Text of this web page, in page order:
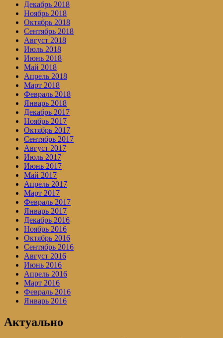
Декабрь 2018
Ноябрь 2018
Октябрь 2018
Сентябрь 2018
Август 2018
Июль 2018
Июнь 2018
Май 2018
Апрель 2018
Март 2018
Февраль 2018
Январь 2018
Декабрь 2017
Ноябрь 2017
Октябрь 2017
Сентябрь 2017
Август 2017
Июль 2017
Июнь 2017
Май 2017
Апрель 2017
Март 2017
Февраль 2017
Январь 2017
Декабрь 2016
Ноябрь 2016
Октябрь 2016
Сентябрь 2016
Август 2016
Июнь 2016
Апрель 2016
Март 2016
Февраль 2016
Январь 2016
Актуально